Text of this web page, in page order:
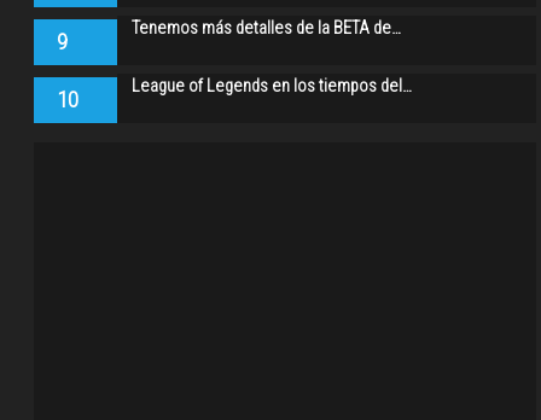
9 Tenemos más detalles de la BETA de…
10 League of Legends en los tiempos del…